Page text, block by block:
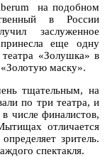
на подобном
в России
заслуженное
еще одну
«Золушка» в
маску».
тщательным, на
по три театра, и
числе финалистов,
отличается
зритель.
спектакля.